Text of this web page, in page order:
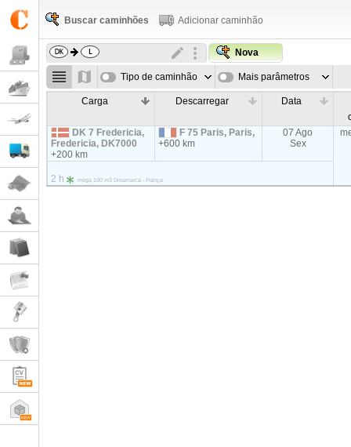
Buscar caminhões Adicionar caminhão
Nova
Tipo de caminhão Mais parâmetros
Carga Descarregar
Data
DK 7 Fredericia,
Fredericia, DK7000
+200 km
F 75 Paris, Paris,
+600 km
07 Ago
Sex
2 h mega 100 m3 Dinamarca - França